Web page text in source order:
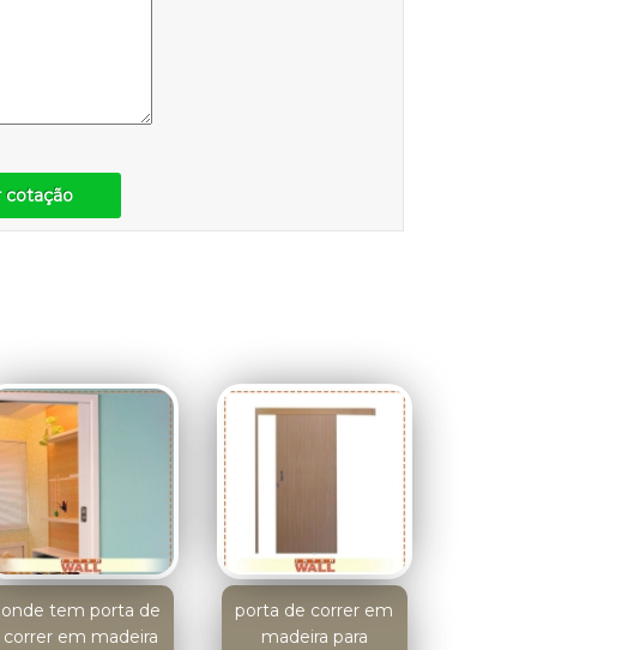
cotação
onde tem porta de
correr em madeira
porta de correr em
madeira para